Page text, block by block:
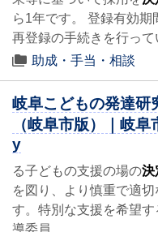
ら1年です。 登録有効期
再登録の手続きを行っ
助成・手当・相談
岐阜こどもの発達
（岐阜市版）｜岐
y
る子どもの支援の場の決
を図り、より慎重で適
す。特別な支援を希望
導委員…